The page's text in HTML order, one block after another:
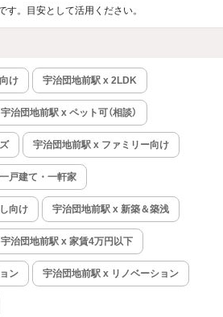
。目安として活用ください。
け 宇治団地前駅 x 2LDK
宇治団地前駅 x ペット可（相談）
宇治団地前駅 x ファミリー向け
戸建て・一軒家
向け 宇治団地前駅 x 新築＆築浅
宇治団地前駅 x 家賃4万円以下
ン 宇治団地前駅 x リノベーション